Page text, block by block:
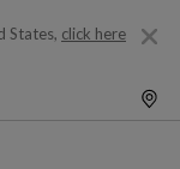
States, click here